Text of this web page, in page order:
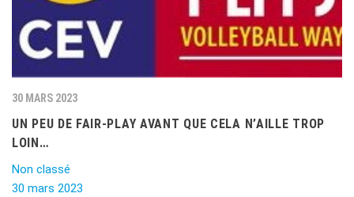
30 MARS 2023
UN PEU DE FAIR-PLAY AVANT QUE CELA N’AILLE TROP
LOIN…
Non classé
30 mars 2023